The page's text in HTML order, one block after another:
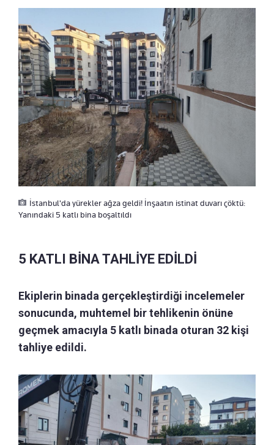
İstanbul'da yürekler ağza geldi! İnşaatın istinat duvarı çöktü:
Yanındaki 5 katlı bina boşaltıldı
5 KATLI BİNA TAHLİYE EDİLDİ
Ekiplerin binada gerçekleştirdiği incelemeler
sonucunda, muhtemel bir tehlikenin önüne
geçmek amacıyla 5 katlı binada oturan 32 kişi
tahliye edildi.